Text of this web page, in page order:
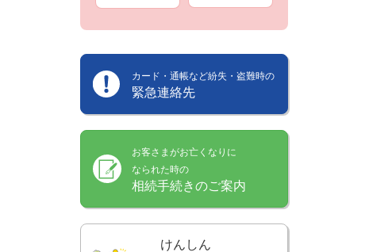
カード・通帳など紛失・盗難時の
緊急連絡先
お客さまがお亡くなりに
なられた時の
相続手続きのご案内
けんしん